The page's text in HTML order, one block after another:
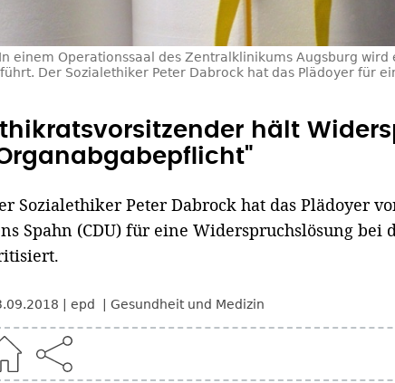
In einem Operationssaal des Zentralklinikums Augsburg
Der Sozialethiker Peter Dabrock hat das Plädoyer für
hält
Sozialethiker Peter Dabrock hat das Plädoyer
Spahn (CDU) für eine Widerspruchslösung bei
epd Gesundheit und Medizin